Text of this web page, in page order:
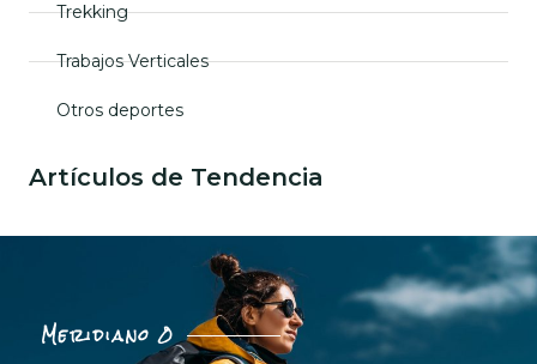
Trekking
Trabajos Verticales
Otros deportes
Artículos de Tendencia
Meridiano 0